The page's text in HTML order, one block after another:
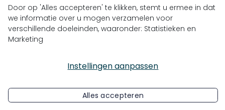
+32 (0)9 430 77 77
info@bluedrops.eu
Door op 'Alles accepteren' te klikken, stemt u ermee in dat
we informatie over u mogen verzamelen voor
verschillende doeleinden, waaronder: Statistieken en
Marketing
Instellingen aanpassen
Alles accepteren